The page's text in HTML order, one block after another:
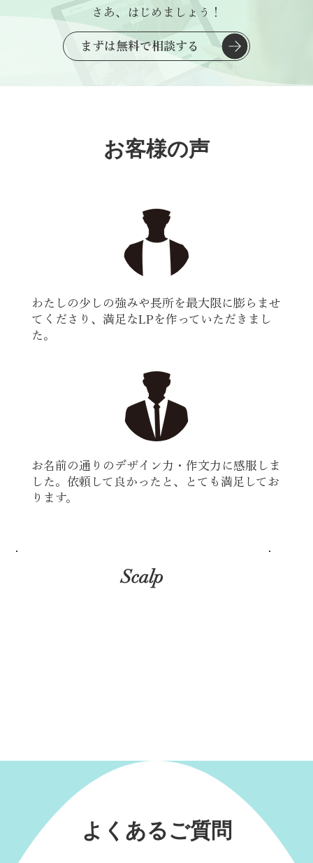
さあ、はじめましょう！
まずは無料で相談する
お客様の声
わたしの少しの強みや長所を最大限に膨らませ
てくださり、満足なLPを作っていただきまし
た。
お名前の通りのデザイン力・作文力に感服しま
した。依頼して良かったと、とても満足してお
ります。
Scalp
​よくあるご質問